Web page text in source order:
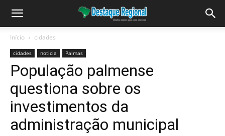
Início cidades
cidades noticia Palmas
População palmense
questiona sobre os
investimentos da
administração municipal